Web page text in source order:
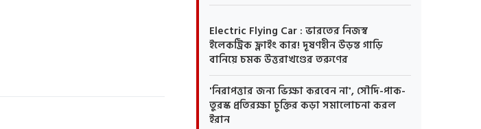
Electric Flying Car : ভারতের নিজস্ব
ইলেকট্রিক ফ্লাইং কার! দূষণহীন উড়ন্ত গাড়ি
বানিয়ে চমক উত্তরাখণ্ডের তরুণের
'নিরাপত্তার জন্য ভিক্ষা করবেন না', সৌদি-পাক-
তুরস্ক প্রতিরক্ষা চুক্তির কড়া সমালোচনা করল
ইরান